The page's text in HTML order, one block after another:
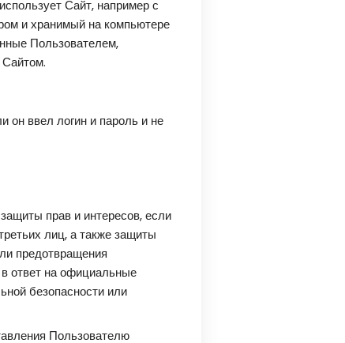
Сайт, например с
и хранимый на компьютере
Пользователем,
он ввел логин и пароль и не
прав и интересов, если
лиц, а также защиты
предотвращения
ответ на официальные
безопасности или
Пользователю